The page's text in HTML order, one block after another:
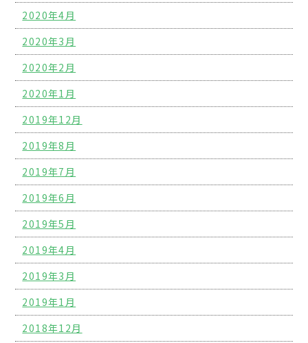
2020年4月
2020年3月
2020年2月
2020年1月
2019年12月
2019年8月
2019年7月
2019年6月
2019年5月
2019年4月
2019年3月
2019年1月
2018年12月